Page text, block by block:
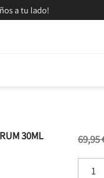
a tu lado!
30ML 69,95